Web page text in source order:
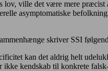
lov, ville det være mere præcist
asymptomatiske
skriver SSI
kan det aldrig helt
ikke kendskab til konkrete